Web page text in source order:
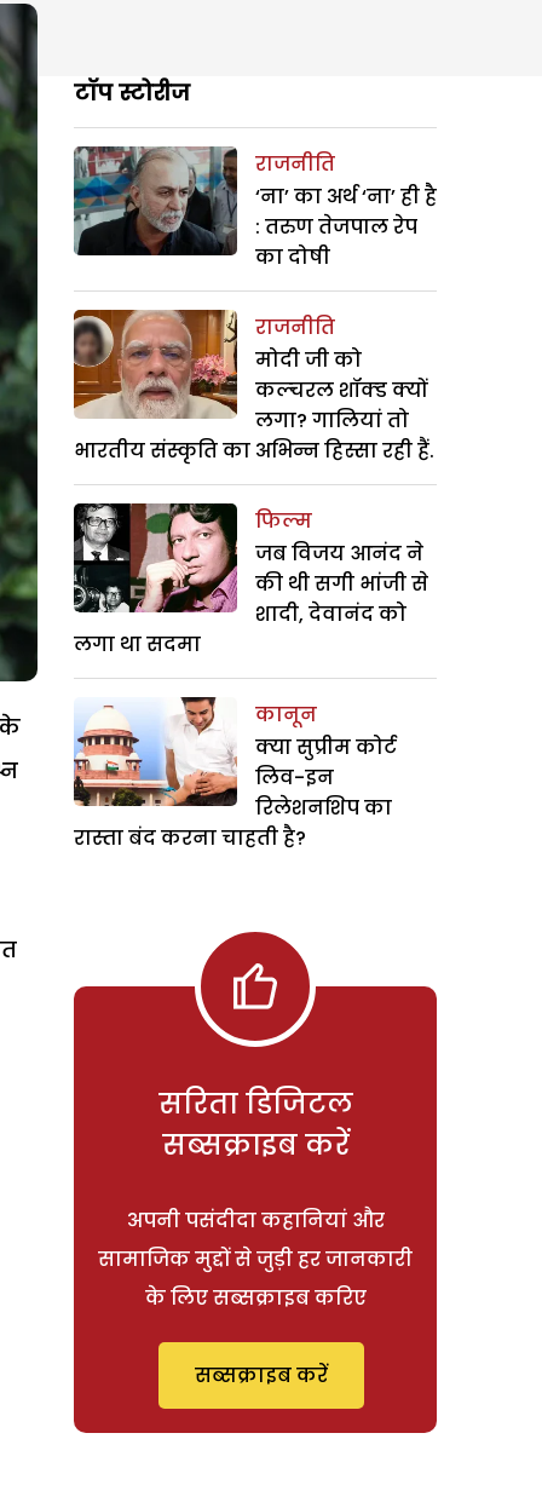
के
टॉप स्टोरीज
राजनीति
‘ना’ का अर्थ ‘ना’ ही है
: तरुण तेजपाल रेप
का दोषी
राजनीति
मोदी जी को
कल्चरल शॉक्ड क्यों
लगा? गालियां तो
भारतीय संस्कृति का अभिन्न हिस्सा रही हैं.
फिल्म
जब विजय आनंद ने
की थी सगी भांजी से
शादी, देवानंद को
लगा था सदमा
कानून
क्या सुप्रीम कोर्ट
लिव-इन
रिलेशनशिप का
रास्ता बंद करना चाहती है?
सरिता डिजिटल
सब्सक्राइब करें
अपनी पसंदीदा कहानियां और
सामाजिक मुद्दों से जुड़ी हर जानकारी
के लिए सब्सक्राइब करिए
सब्सक्राइब करें